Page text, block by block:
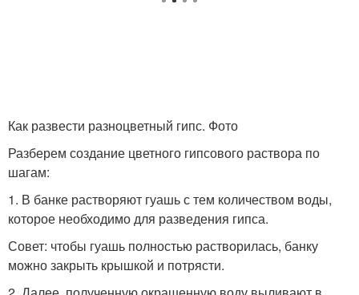
Как развести разноцветный гипс. Фото
Разберем создание цветного гипсового раствора по
шагам:
1. В банке растворяют гуашь с тем количеством воды,
которое необходимо для разведения гипса.
Совет: чтобы гуашь полностью растворилась, банку
можно закрыть крышкой и потрясти.